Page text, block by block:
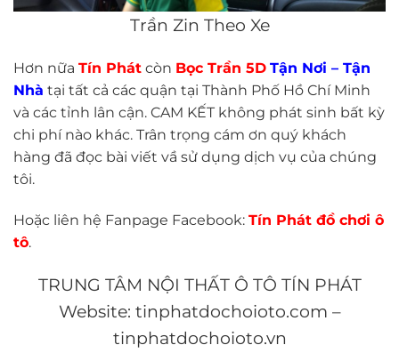
Trần Zin Theo Xe
Hơn nữa Tín Phát còn Bọc Trần 5D Tận Nơi – Tận
Nhà tại tất cả các quận tại Thành Phố Hồ Chí Minh
và các tỉnh lân cận. CAM KẾT không phát sinh bất kỳ
chi phí nào khác. Trân trọng cám ơn quý khách
hàng đã đọc bài viết vầ sử dụng dịch vụ của chúng
tôi.
Hoặc liên hệ Fanpage Facebook: Tín Phát đồ chơi ô
tô.
TRUNG TÂM NỘI THẤT Ô TÔ TÍN PHÁT
Website: tinphatdochoioto.com –
tinphatdochoioto.vn